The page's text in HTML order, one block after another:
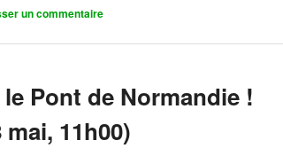
un commentaire
Pont de Normandie !
11h00)